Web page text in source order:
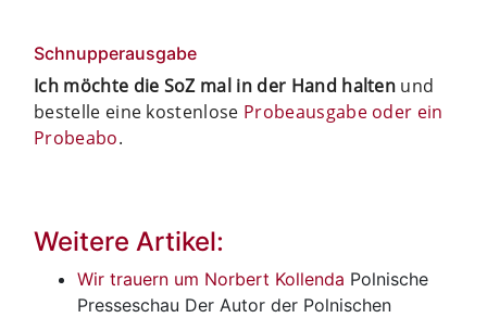
Schnupperausgabe
Ich möchte die SoZ mal in der Hand halten und
bestelle eine kostenlose Probeausgabe oder ein
Probeabo.
Weitere Artikel:
Wir trauern um Norbert Kollenda Polnische
Presseschau Der Autor der Polnischen